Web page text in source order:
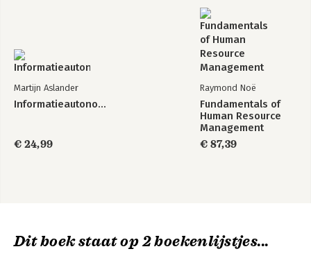
Martijn Aslander
Informatieautonomie
€ 24,99
Raymond Noë
Fundamentals of
Human Resource
Management
€ 87,39
Dit boek staat op 2 boekenlijstjes...